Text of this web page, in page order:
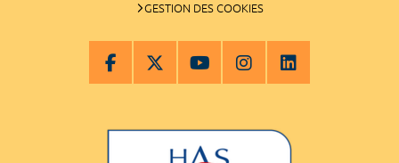
GESTION DES COOKIES